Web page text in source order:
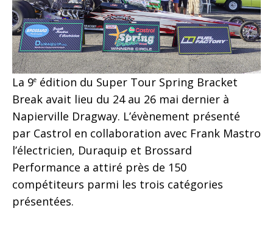
La 9e édition du Super Tour Spring Bracket
Break avait lieu du 24 au 26 mai dernier à
Napierville Dragway. L’évènement présenté
par Castrol en collaboration avec Frank Mastro
l’électricien, Duraquip et Brossard
Performance a attiré près de 150
compétiteurs parmi les trois catégories
présentées.